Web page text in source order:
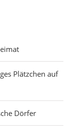
Plätzchen auf
Dörfer